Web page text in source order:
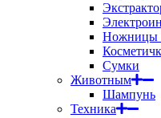
Ножницы
Сумки
Животным
Шампунь
Техника